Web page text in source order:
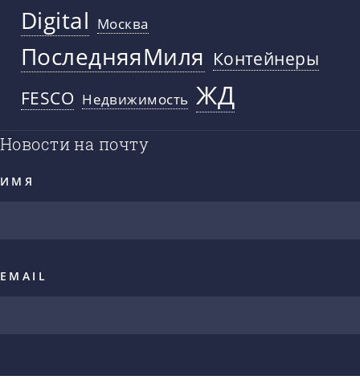
Digital Москва
ПоследняяМиля Контейнеры
FESCO Недвижимость ЖД
Новости на почту
ИМЯ
EMAIL